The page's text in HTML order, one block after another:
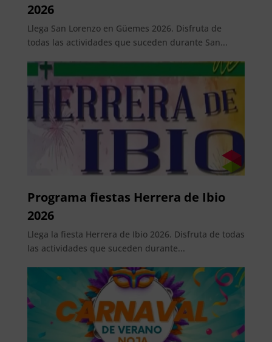
2026
Llega San Lorenzo en Güemes 2026. Disfruta de
todas las actividades que suceden durante San...
Programa fiestas Herrera de Ibio
2026
Llega la fiesta Herrera de Ibio 2026. Disfruta de todas
las actividades que suceden durante...